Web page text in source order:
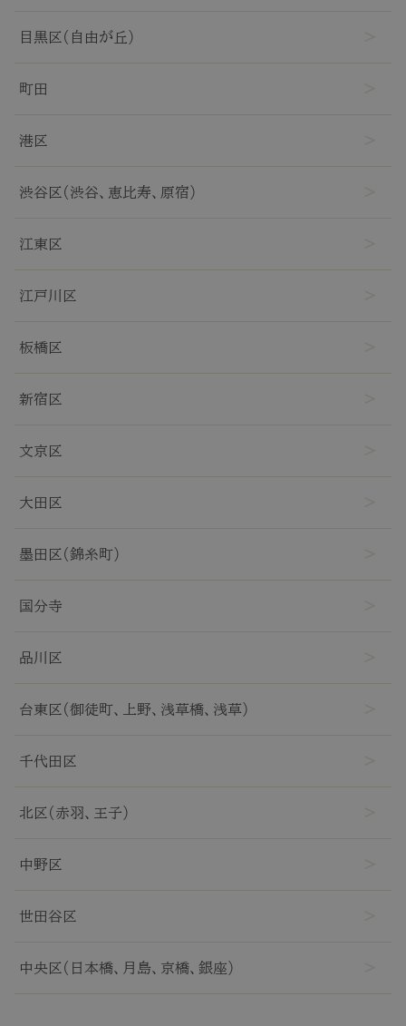
目黒区(自由が丘)
町田
港区
渋谷区(渋谷、恵比寿、原宿)
江東区
江戸川区
板橋区
新宿区
文京区
大田区
墨田区(錦糸町)
国分寺
品川区
台東区(御徒町、上野、浅草橋、浅草)
千代田区
北区(赤羽、王子)
中野区
世田谷区
中央区(日本橋、月島、京橋、銀座)